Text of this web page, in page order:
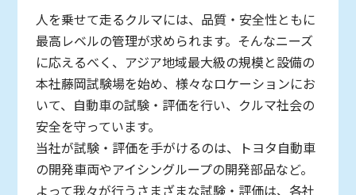
人を乗せて走るクルマには、品質・安全性ともに
最高レベルの管理が求められます。そんなニーズ
に応えるべく、アジア地域最大級の規模と設備の
本社藤岡試験場を始め、様々なロケーションにお
いて、自動車の試験・評価を行い、クルマ社会の
安全を守っています。
当社が試験・評価を手がけるのは、トヨタ自動車
の開発車両やアイシングループの開発部品など。
よって我々が行うさまざまな試験・評価は、各社